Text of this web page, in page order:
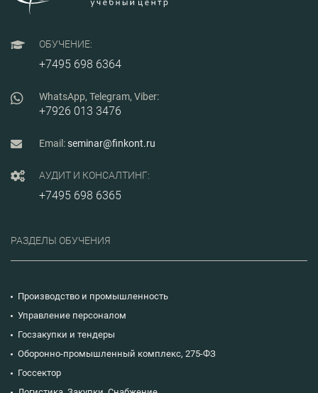
ОБУЧЕНИЕ:
+7495 698 6364
WhatsApp, Telegram, Viber:
+7926 013 3476
Email:seminar@finkont.ru
АУДИТ И КОНСАЛТИНГ:
+7495 698 6365
РАЗДЕЛЫ ОБУЧЕНИЯ
Производство и промышленность
Управление персоналом
Госзакупки и тендеры
Оборонно-промышленный комплекс, 275-ФЗ
Госсектор